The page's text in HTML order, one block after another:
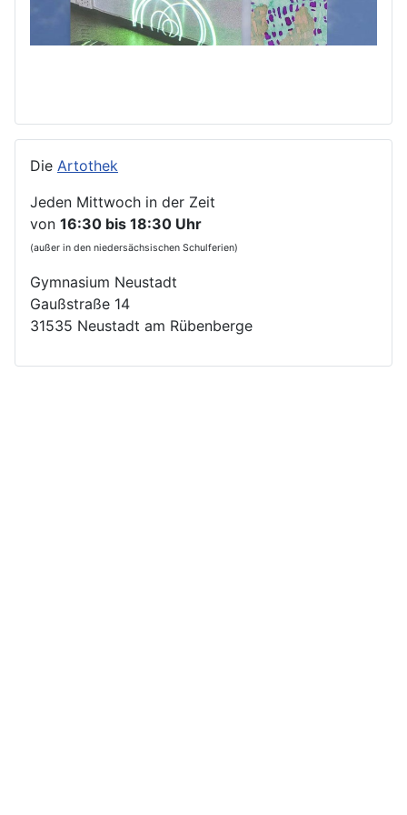
Die Artothek
Jeden Mittwoch in der Zeit
von 16:30 bis 18:30 Uhr
(außer in den niedersächsischen Schulferien)
Gymnasium Neustadt
Gaußstraße 14
31535 Neustadt am Rübenberge